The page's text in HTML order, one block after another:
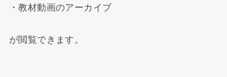
・教材動画のアーカイブ
が閲覧できます。